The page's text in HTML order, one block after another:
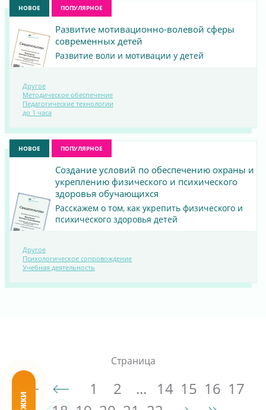
НОВОЕ ПОПУЛЯРНОЕ
ПОСМОТРЕТЬ
Развитие мотивационно-волевой сферы
современных детей
Развитие воли и мотивации у детей
Другое
Методическое обеспечение
Педагогические технологии
до 1 часа
НОВОЕ ПОПУЛЯРНОЕ
МАТЕРИАЛ
Создание условий по обеспечению охраны и
укреплению физического и психического
здоровья обучающихся
Расскажем о том, как укрепить физического и
психического здоровья детей
Другое
Психологическое сопровождение
Учебная деятельность
Страница
1 2 ... 14 15 16 17